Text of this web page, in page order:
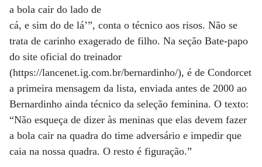
a bola cair do lado de
cá, e sim do de lá’”, conta o técnico aos risos. Não se
trata de carinho exagerado de filho. Na seção Bate-papo
do site oficial do treinador
(https://lancenet.ig.com.br/bernardinho/), é de Condorcet
a primeira mensagem da lista, enviada antes de 2000 ao
Bernardinho ainda técnico da seleção feminina. O texto:
“Não esqueça de dizer às meninas que elas devem fazer
a bola cair na quadra do time adversário e impedir que
caia na nossa quadra. O resto é figuração.”